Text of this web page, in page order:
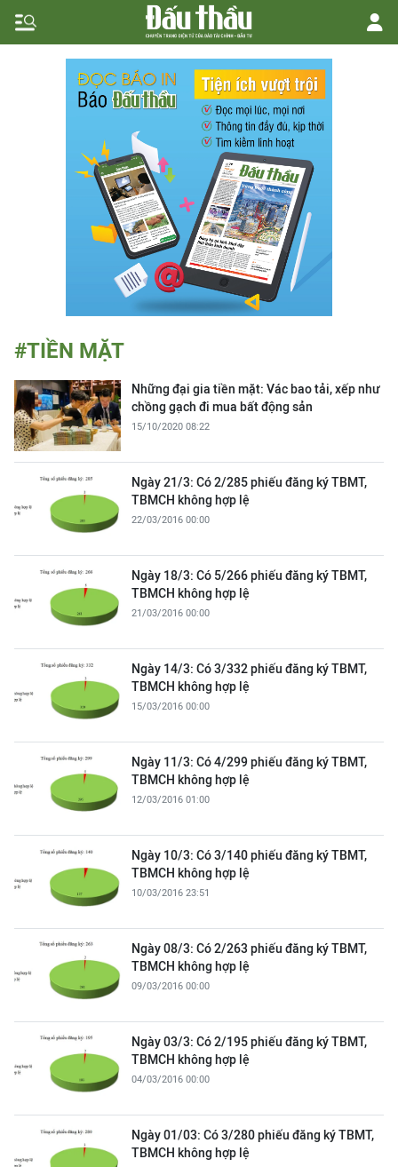
#TIỀN MẶT
Những đại gia tiền mặt: Vác bao tải, xếp như
chồng gạch đi mua bất động sản
15/10/2020 08:22
Ngày 21/3: Có 2/285 phiếu đăng ký TBMT,
TBMCH không hợp lệ
22/03/2016 00:00
Ngày 18/3: Có 5/266 phiếu đăng ký TBMT,
TBMCH không hợp lệ
21/03/2016 00:00
Ngày 14/3: Có 3/332 phiếu đăng ký TBMT,
TBMCH không hợp lệ
15/03/2016 00:00
Ngày 11/3: Có 4/299 phiếu đăng ký TBMT,
TBMCH không hợp lệ
12/03/2016 01:00
Ngày 10/3: Có 3/140 phiếu đăng ký TBMT,
TBMCH không hợp lệ
10/03/2016 23:51
Ngày 08/3: Có 2/263 phiếu đăng ký TBMT,
TBMCH không hợp lệ
09/03/2016 00:00
Ngày 03/3: Có 2/195 phiếu đăng ký TBMT,
TBMCH không hợp lệ
04/03/2016 00:00
Ngày 01/03: Có 3/280 phiếu đăng ký TBMT,
TBMCH không hợp lệ